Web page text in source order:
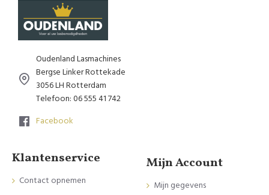
Oudenland Lasmachines
Bergse Linker Rottekade
3056 LH Rotterdam
Telefoon: 06 555 41 742
Facebook
Klantenservice
Contact opnemen
Mijn Account
Mijn gegevens